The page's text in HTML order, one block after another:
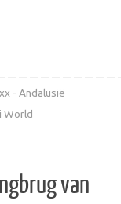
- Andalusië
World
van